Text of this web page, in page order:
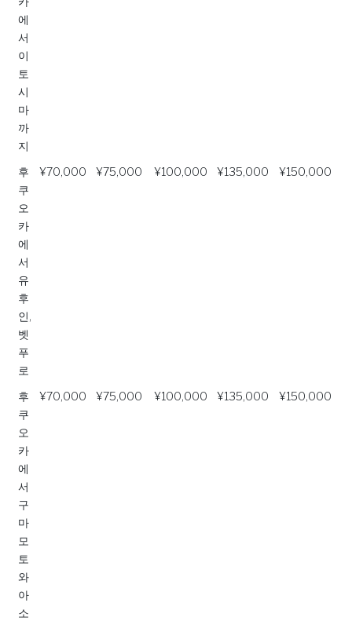
에
서
이
토
시
마
까
지
후
쿠
오
카
에
서
유
후
인,
벳
푸
로
¥70,000 ¥75,000 ¥100,000 ¥135,000 ¥150,000
후
쿠
오
카
에
서
구
마
모
토
와
아
소
¥70,000 ¥75,000 ¥100,000 ¥135,000 ¥150,000